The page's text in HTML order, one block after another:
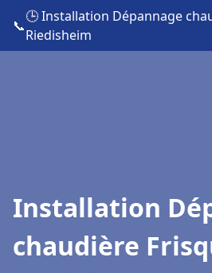
📞
🕒 Installation Dépannage
Riedisheim
Installation
chaudière